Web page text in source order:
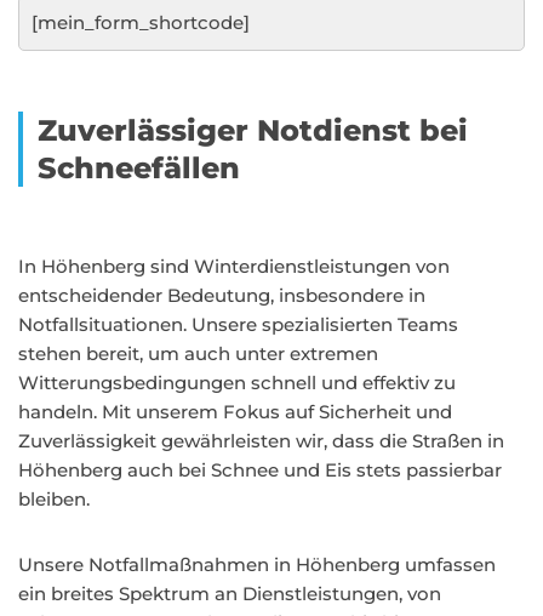
[mein_form_shortcode]
Zuverlässiger Notdienst bei
Schneefällen
In Höhenberg sind Winterdienstleistungen von
entscheidender Bedeutung, insbesondere in
Notfallsituationen. Unsere spezialisierten Teams
stehen bereit, um auch unter extremen
Witterungsbedingungen schnell und effektiv zu
handeln. Mit unserem Fokus auf Sicherheit und
Zuverlässigkeit gewährleisten wir, dass die Straßen in
Höhenberg auch bei Schnee und Eis stets passierbar
bleiben.
Unsere Notfallmaßnahmen in Höhenberg umfassen
ein breites Spektrum an Dienstleistungen, von